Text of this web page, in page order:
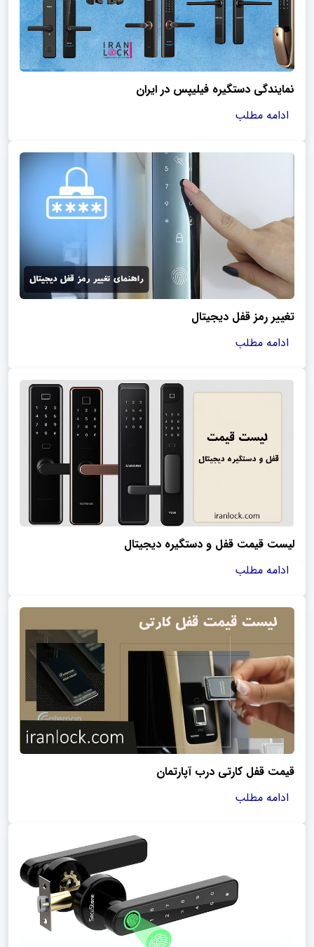
نمایندگی دستگیره فیلیپس در ایران
ادامه مطلب
تغییر رمز قفل دیجیتال
ادامه مطلب
لیست قیمت قفل و دستگیره دیجیتال
ادامه مطلب
قیمت قفل کارتی درب آپارتمان
ادامه مطلب